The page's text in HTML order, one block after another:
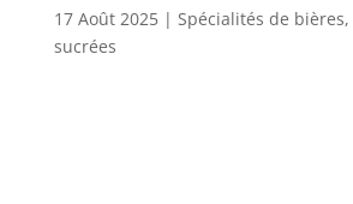
17 Août 2025| Spécialités de bières,
sucrées